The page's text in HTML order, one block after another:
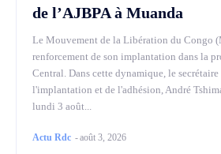
de l’AJBPA à Muanda
Le Mouvement de la Libération du Congo
renforcement de son implantation dans la
Central. Dans cette dynamique, le
l'implantation et de l'adhésion, André
lundi 3 août...
Actu Rdc -août 3, 2026